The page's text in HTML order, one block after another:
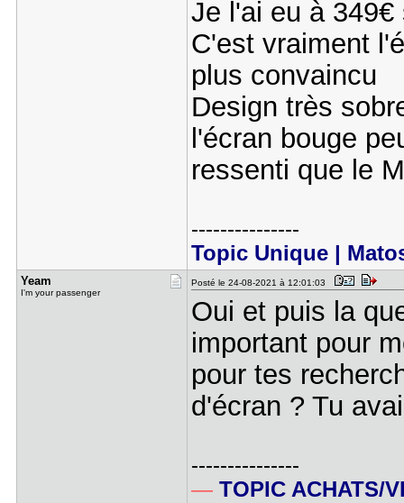
Je l'ai eu à 349€
C'est vraiment
plus convaincu
Design très
l'écran bouge
ressenti que le
---------------
Topic Unique |
Yeam
I'm your passenger
Posté le 24-08-2021 à 12:01:03
Oui et puis la
important pour
pour tes
d'écran ? Tu
---------------
— TOPIC ACHATS/